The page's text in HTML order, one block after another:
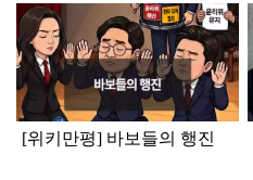
탑
라
인
[위키만평] 바보들의 행진